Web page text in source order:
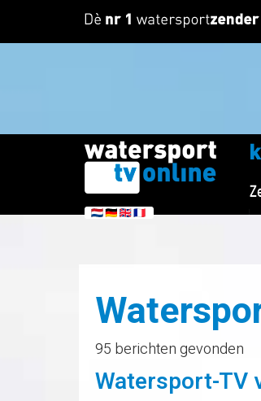
95 berichten gevonden
Watersport-TV